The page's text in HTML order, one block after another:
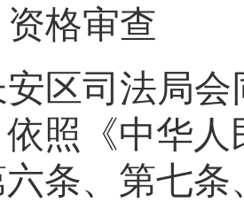
资格审查
安区司法局
照《中华
条、第七